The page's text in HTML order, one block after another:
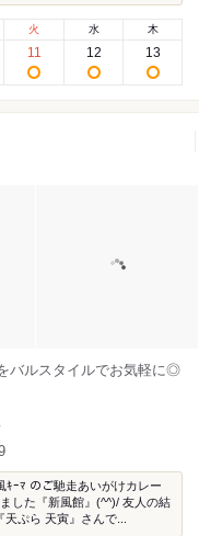
火
11
水
12
木
13
バルスタイルでお気軽に◎
ｷｰﾏ のご馳走あいがけカレー
した『新風館』(^^)/ 友人の結
ぷら 天寅』さんで...